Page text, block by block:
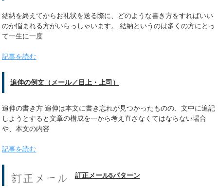
結納を終えてからお礼状を送る際に、どのような書き方をすればいい
のか悩まれる方がいらっしゃいます。 結納というのは多くの方にとっ
て一生に一度
記事を読む
追伸の例文（メール／目上・上司）
追伸の書き方 追伸は本文に書き忘れが見つかったものの、文中に追記
しようとすると文章の構成を一から考え直さなくてはならない場合
や、本文の内容
記事を読む
訂正メール5パターン